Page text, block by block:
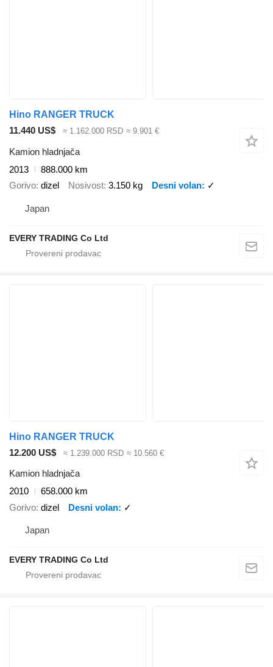
Hino RANGER TRUCK
11.440 US$
≈ 1.162.000 RSD ≈ 9.901 €
Kamion hladnjača
2013
888.000 km
Gorivo dizel Nosivost 3.150 kg Desni volan ✓
Japan
EVERY TRADING Co Ltd
Hino RANGER TRUCK
12.200 US$
≈ 1.239.000 RSD ≈ 10.560 €
Kamion hladnjača
2010
658.000 km
Gorivo dizel Desni volan ✓
Japan
EVERY TRADING Co Ltd